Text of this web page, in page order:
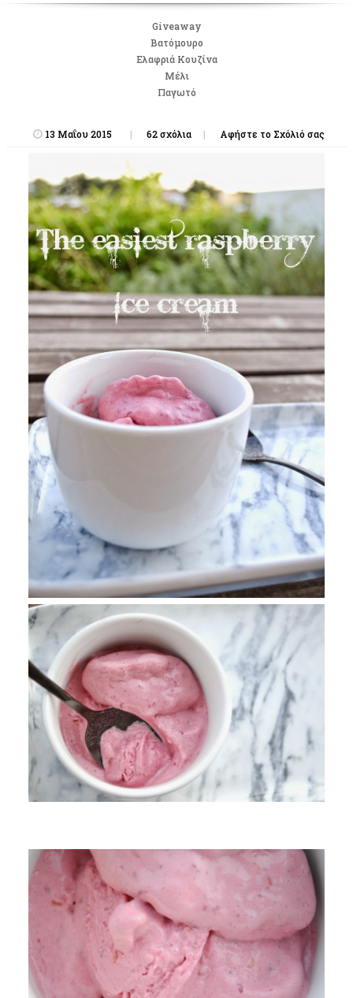
Giveaway
Βατόμουρο
Ελαφριά Κουζίνα
Μέλι
Παγωτό
13 Μαΐου 2015 62 σχόλια Αφήστε το Σχόλιό σας